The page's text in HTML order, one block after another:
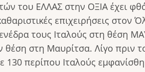
του ΕΛΛΑΣ στην ΟΞΙΑ έχει
επιχειρήσεις
τους Ιταλούς στη θέση
στη Μαυρίτσα. Λίγο πριν
περίπου Ιταλούς